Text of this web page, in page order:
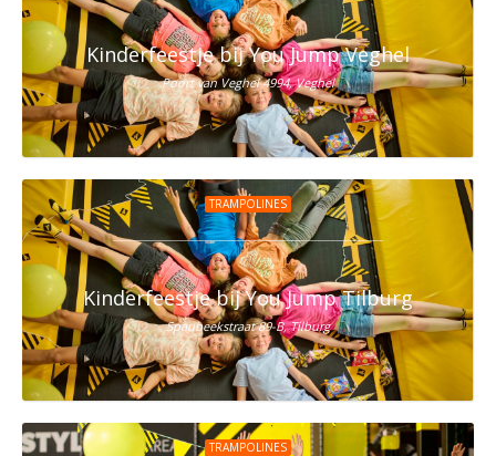
Kinderfeestje bij You Jump Veghel
Poort van Veghel 4994, Veghel
TRAMPOLINES
Kinderfeestje bij You Jump Tilburg
Spaubeekstraat 89-B, Tilburg
TRAMPOLINES